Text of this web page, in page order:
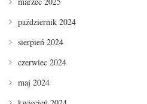
październik 2024
sierpień 2024
czerwiec 2024
maj 2024